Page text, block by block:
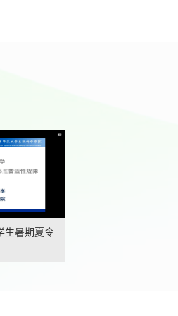
生暑期夏令